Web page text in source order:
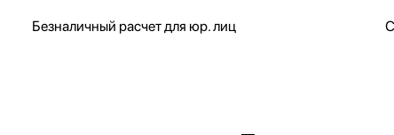
Безналичный расчет для юр. лиц